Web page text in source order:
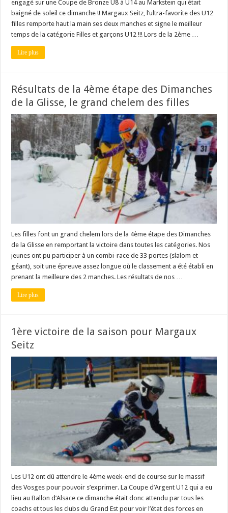
engagé sur une Coupe de Bronze U8 à U14 au Markstein qui était
baigné de soleil ce dimanche !! Margaux Seitz, l’ultra-favorite des U12
filles remporte haut la main ses deux manches et signe le meilleur
temps de la catégorie Filles et garçons U12 !!! Lors de la 2ème …
Lire plus
Résultats de la 4ème étape des Dimanches
de la Glisse, le grand chelem des filles
Les filles font un grand chelem lors de la 4ème étape des Dimanches
de la Glisse en remportant la victoire dans toutes les catégories. Nos
jeunes ont pu participer à un combi-race de 33 portes (slalom et
géant), soit une épreuve assez longue où le classement a été établi en
prenant la meilleure des 2 manches. Les résultats de nos …
Lire plus
1ère victoire de la saison pour Margaux
Seitz
Les U12 ont dû attendre le 4ème week-end de course sur le massif
des Vosges pour pouvoir s’exprimer. La Coupe d’Argent U12 qui a eu
lieu au Ballon d’Alsace ce dimanche était donc attendu par tous les
coachs et tous les clubs du Grand Est pour voir l’état des forces en